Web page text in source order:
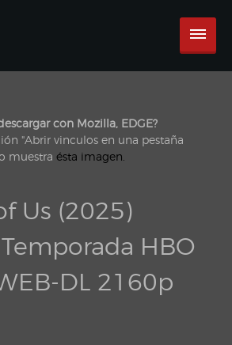
con Mozilla, EDGE?
"Abrir vinculos en una pestaña
muestra ésta imagen.
Us (2025)
HBO
DL 2160p